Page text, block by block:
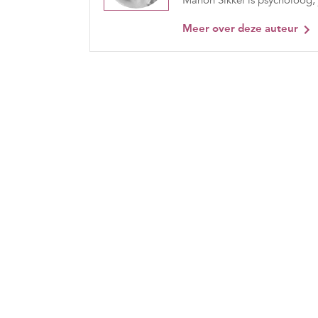
Meer over deze auteur